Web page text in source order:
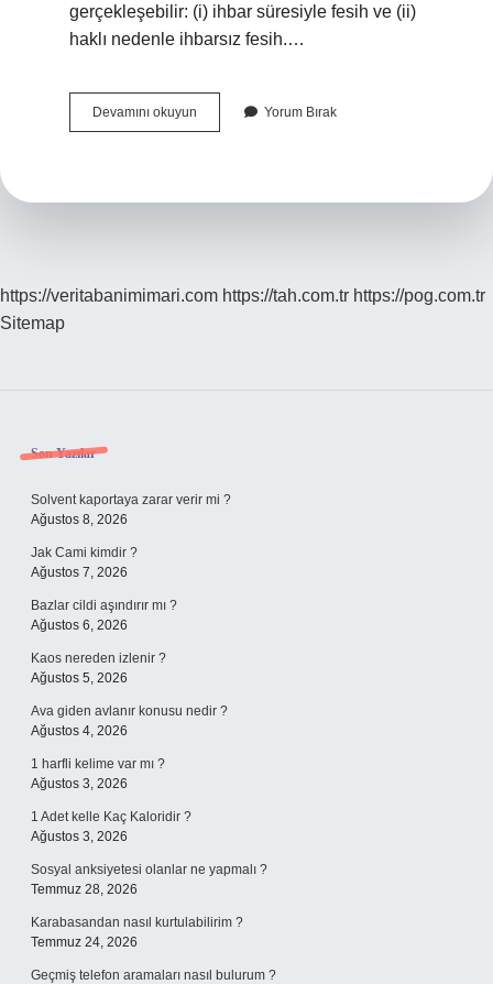
gerçekleşebilir: (i) ihbar süresiyle fesih ve (ii)
haklı nedenle ihbarsız fesih.…
Devamını okuyun
Sayılı
Yorum Bırak
https://veritabanimimari.com https://tah.com.tr https://pog.com.tr
Sitemap
Sidebar
Son Yazılar
Solvent kaportaya zarar verir mi ?
Ağustos 8, 2026
Jak Cami kimdir ?
Ağustos 7, 2026
Bazlar cildi aşındırır mı ?
Ağustos 6, 2026
Kaos nereden izlenir ?
Ağustos 5, 2026
Ava giden avlanır konusu nedir ?
Ağustos 4, 2026
1 harfli kelime var mı ?
Ağustos 3, 2026
1 Adet kelle Kaç Kaloridir ?
Ağustos 3, 2026
Sosyal anksiyetesi olanlar ne yapmalı ?
Temmuz 28, 2026
Karabasandan nasıl kurtulabilirim ?
Temmuz 24, 2026
Geçmiş telefon aramaları nasıl bulurum ?